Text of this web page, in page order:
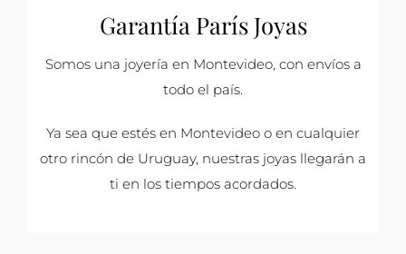
Garantía París Joyas
Somos una joyería en Montevideo, con envíos a
todo el país.
Ya sea que estés en Montevideo o en cualquier
otro rincón de Uruguay, nuestras joyas llegarán a
ti en los tiempos acordados.